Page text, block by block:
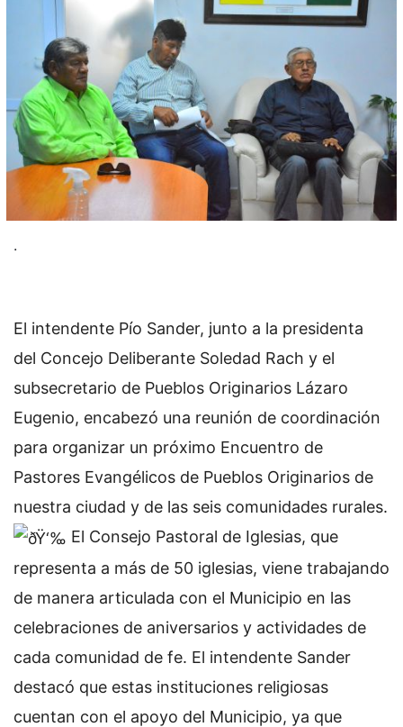
.
El intendente Pío Sander, junto a la presidenta
del Concejo Deliberante Soledad Rach y el
subsecretario de Pueblos Originarios Lázaro
Eugenio, encabezó una reunión de coordinación
para organizar un próximo Encuentro de
Pastores Evangélicos de Pueblos Originarios de
nuestra ciudad y de las seis comunidades rurales.
El Consejo Pastoral de Iglesias, que
representa a más de 50 iglesias, viene trabajando
de manera articulada con el Municipio en las
celebraciones de aniversarios y actividades de
cada comunidad de fe. El intendente Sander
destacó que estas instituciones religiosas
cuentan con el apoyo del Municipio, ya que